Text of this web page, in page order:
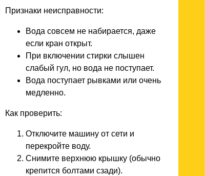
Признаки неисправности:
Вода совсем не набирается, даже
если кран открыт.
При включении стирки слышен
слабый гул, но вода не поступает.
Вода поступает рывками или очень
медленно.
Как проверить:
Отключите машину от сети и
перекройте воду.
Снимите верхнюю крышку (обычно
крепится болтами сзади).